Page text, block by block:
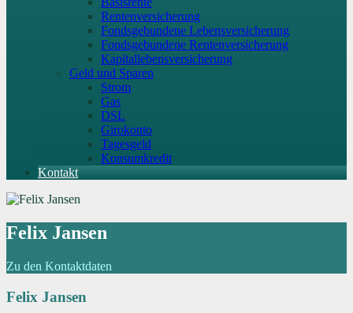
Rentenversicherung
Fondsgebundene Lebensversicherung
Fondsgebundene Rentenversicherung
Kapitallebensversicherung
Geld und Sparen
Strom
Gas
DSL
Girokonto
Tagesgeld
Konsumkredit
Kontakt
Felix Jansen
Zu den Kontaktdaten
Felix Jansen